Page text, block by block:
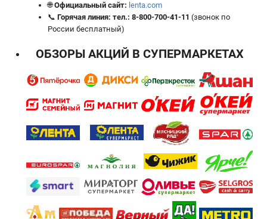
🌐Официальный сайт: lenta.com
📞 Горячая линия: тел.: 8-800-700-41-11 (звонок по
России бесплатный)
ОБЗОРЫ АКЦИЙ В СУПЕРМАРКЕТАХ